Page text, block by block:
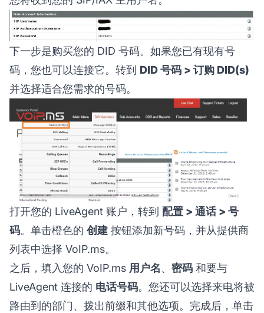
下一步是购买您的 DID 号码。如果您已有现有号
码，您也可以连接它。转到 DID 号码 > 订购 DID(s)
并选择适合您需求的号码。
打开您的 LiveAgent 账户，转到 配置 > 通话 > 号
码。单击橙色的 创建 按钮添加新号码，并从提供商
列表中选择 VoIP.ms。
之后，填入您的 VoIP.ms 用户名、 密码 和要与
LiveAgent 连接的 电话号码。您还可以选择来电将被
路由到的部门、拨出前缀和其他选项。完成后，单击